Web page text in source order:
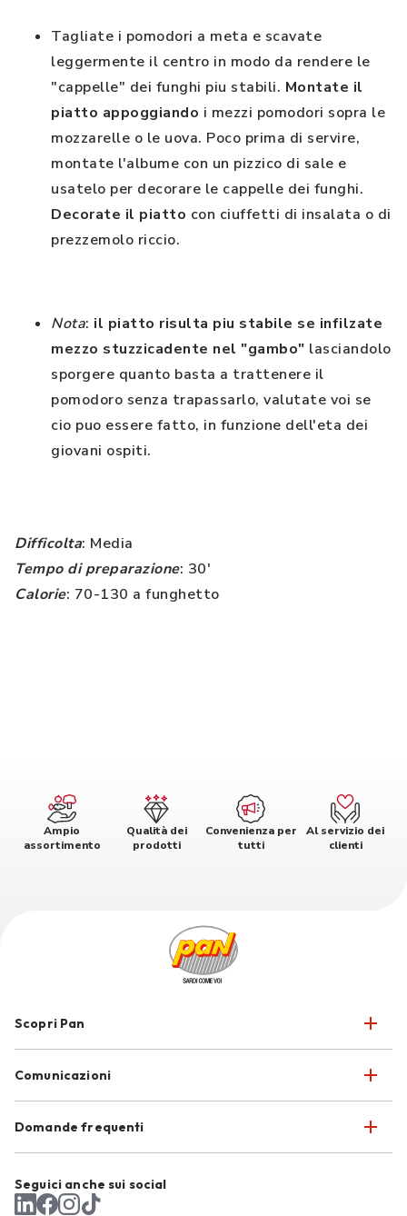
Tagliate i pomodori a meta e scavate
leggermente il centro in modo da rendere le
"cappelle" dei funghi piu stabili. Montate il
piatto appoggiando i mezzi pomodori sopra le
mozzarelle o le uova. Poco prima di servire,
montate l'albume con un pizzico di sale e
usatelo per decorare le cappelle dei funghi.
Decorate il piatto con ciuffetti di insalata o di
prezzemolo riccio.
Nota: il piatto risulta piu stabile se infilzate
mezzo stuzzicadente nel "gambo" lasciandolo
sporgere quanto basta a trattenere il
pomodoro senza trapassarlo, valutate voi se
cio puo essere fatto, in funzione dell'eta dei
giovani ospiti.
Difficolta: Media
Tempo di preparazione: 30'
Calorie: 70-130 a funghetto
Ampio
assortimento
Qualità dei
prodotti
Convenienza per
tutti
Al servizio dei
clienti
Scopri Pan
Comunicazioni
Domande frequenti
Seguici anche sui social